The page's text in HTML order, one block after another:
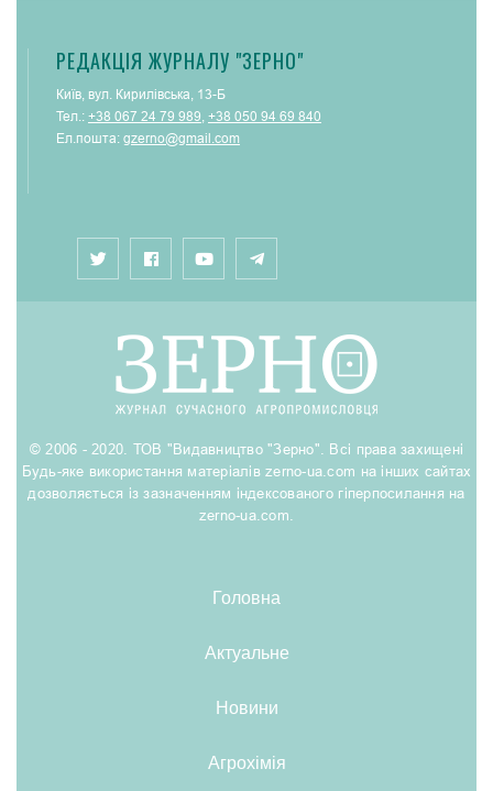
РЕДАКЦІЯ ЖУРНАЛУ "ЗЕРНО"
Київ, вул. Кирилівська, 13-Б
Тел.: +38 067 24 79 989, +38 050 94 69 840
Ел.пошта: gzerno@gmail.com
© 2006 - 2020. ТОВ "Видавництво "Зерно". Всі права захищені
Будь-яке використання матеріалів zerno-ua.com на інших сайтах
дозволяється із зазначенням індексованого гіперпосилання на
zerno-ua.com.
Головна
Актуальне
Новини
Агрохімія